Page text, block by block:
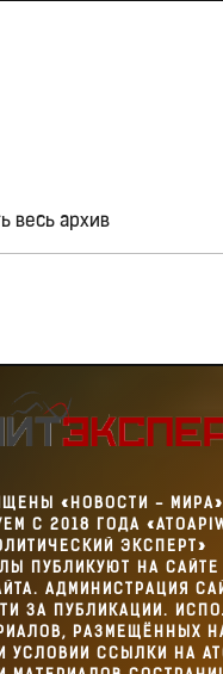
весь архив
«НОВОСТИ - МИРА»
С 2018 ГОДА
ЭКСПЕРТ»
ПУБЛИКУЮТ НА САЙТЕ
АДМИНИСТРАЦИЯ
ЗА ПУБЛИКАЦИИ.
РАЗМЕЩЁННЫХ
УСЛОВИИ ССЫЛКИ НА